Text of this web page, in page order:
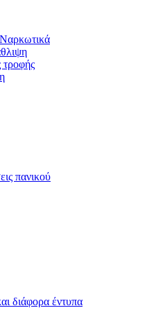
τροφής
πανικού
διάφορα έντυπα